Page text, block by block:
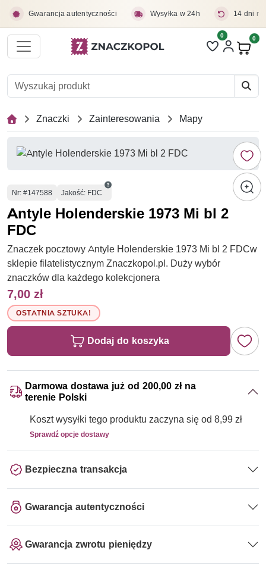
Gwarancja autentyczności Wysyłka w 24h 14 dni
Liczba pozycji
0 0
Znaczki Zainteresowania Mapy
Numer
Nr: #147588 Jakość: FDC
Antyle Holenderskie 1973 Mi bl 2
FDC
Znaczek pocztowy Antyle Holenderskie 1973 Mi bl 2 FDCw
sklepie filatelistycznym Znaczkopol.pl. Duży wybór
znaczków dla każdego kolekcjonera
7,00 zł
OSTATNIA SZTUKA!
Dodaj do koszyka
Darmowa dostawa już od 200,00 zł na
terenie Polski
Koszt wysyłki tego produktu zaczyna się od 8,99 zł
Sprawdź opcje dostawy
Bezpieczna transakcja
Gwarancja autentyczności
Gwarancja zwrotu pieniędzy